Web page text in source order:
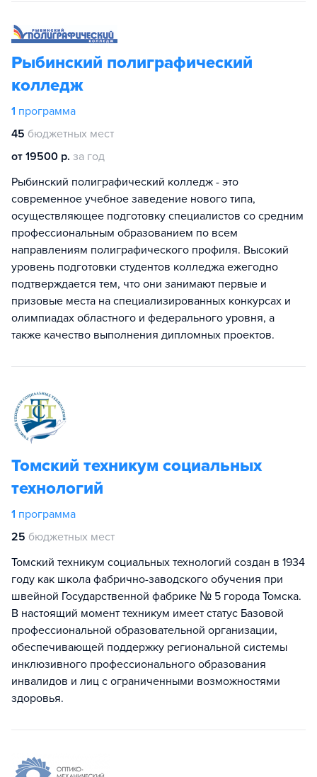
Рыбинский полиграфический
колледж
1 программа
45 бюджетных мест
от 19500 р. за год
Рыбинский полиграфический колледж - это
современное учебное заведение нового типа,
осуществляющее подготовку специалистов со средним
профессиональным образованием по всем
направлениям полиграфического профиля. Высокий
уровень подготовки студентов колледжа ежегодно
подтверждается тем, что они занимают первые и
призовые места на специализированных конкурсах и
олимпиадах областного и федерального уровня, а
также качество выполнения дипломных проектов.
Томский техникум социальных
технологий
1 программа
25 бюджетных мест
Томский техникум социальных технологий создан в 1934
году как школа фабрично-заводского обучения при
швейной Государственной фабрике № 5 города Томска.
В настоящий момент техникум имеет статус Базовой
профессиональной образовательной организации,
обеспечивающей поддержку региональной системы
инклюзивного профессионального образования
инвалидов и лиц с ограниченными возможностями
здоровья.